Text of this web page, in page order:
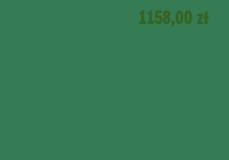
1158,00 zł